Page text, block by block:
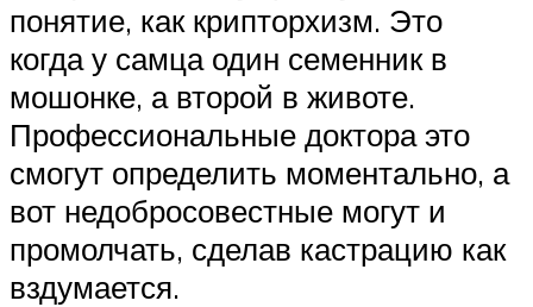
понятие, как крипторхизм. Это
когда у самца один семенник в
мошонке, а второй в животе.
Профессиональные доктора это
смогут определить моментально, а
вот недобросовестные могут и
промолчать, сделав кастрацию как
вздумается.